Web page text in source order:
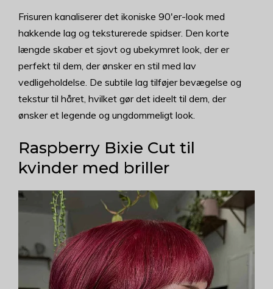
Frisuren kanaliserer det ikoniske 90'er-look med
hakkende lag og teksturerede spidser. Den korte
længde skaber et sjovt og ubekymret look, der er
perfekt til dem, der ønsker en stil med lav
vedligeholdelse. De subtile lag tilføjer bevægelse og
tekstur til håret, hvilket gør det ideelt til dem, der
ønsker et legende og ungdommeligt look.
Raspberry Bixie Cut til
kvinder med briller